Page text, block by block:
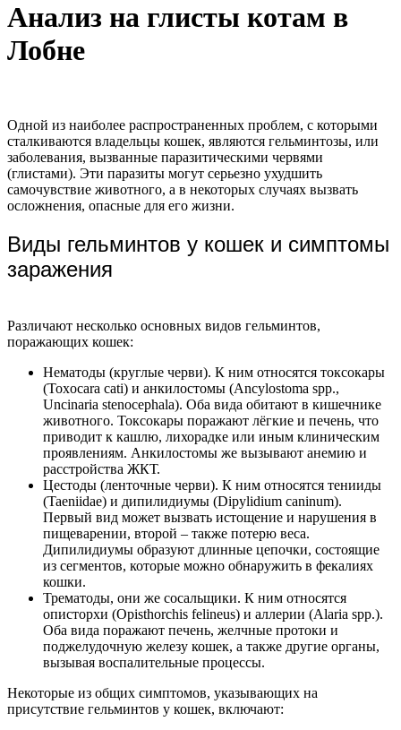
Анализ на глисты котам в
Лобне
Одной из наиболее распространенных проблем, с которыми
сталкиваются владельцы кошек, являются гельминтозы, или
заболевания, вызванные паразитическими червями
(глистами). Эти паразиты могут серьезно ухудшить
самочувствие животного, а в некоторых случаях вызвать
осложнения, опасные для его жизни.
Виды гельминтов у кошек и симптомы
заражения
Различают несколько основных видов гельминтов,
поражающих кошек:
Нематоды (круглые черви). К ним относятся токсокары
(Toxocara cati) и анкилостомы (Ancylostoma spp.,
Uncinaria stenocephala). Оба вида обитают в кишечнике
животного. Токсокары поражают лёгкие и печень, что
приводит к кашлю, лихорадке или иным клиническим
проявлениям. Анкилостомы же вызывают анемию и
расстройства ЖКТ.
Цестоды (ленточные черви). К ним относятся тенииды
(Taeniidae) и дипилидиумы (Dipylidium caninum).
Первый вид может вызвать истощение и нарушения в
пищеварении, второй – также потерю веса.
Дипилидиумы образуют длинные цепочки, состоящие
из сегментов, которые можно обнаружить в фекалиях
кошки.
Трематоды, они же сосальщики. К ним относятся
описторхи (Opisthorchis felineus) и аллерии (Alaria spp.).
Оба вида поражают печень, желчные протоки и
поджелудочную железу кошек, а также другие органы,
вызывая воспалительные процессы.
Некоторые из общих симптомов, указывающих на
присутствие гельминтов у кошек, включают: